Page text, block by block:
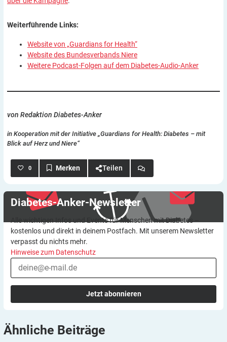
Weiterführende Links:
Website von „Guardians for Health“
Website des Bundesverbands Niere
Weitere Podcast-Folgen auf dem Diabetes-Audio-Anker
von Redaktion Diabetes-Anker
in Kooperation mit der Initiative „Guardians for Health: Diabetes – mit
Blick auf Herz und Niere“
0 Teilen
Diabetes-Anker-Newsletter
Alle wichtigen Infos und Events für Menschen mit Diabetes –
kostenlos und direkt in deinem Postfach. Mit unserem Newsletter
verpasst du nichts mehr.
Hinweise zum Datenschutz
Jetzt abonnieren
Ähnliche Beiträge